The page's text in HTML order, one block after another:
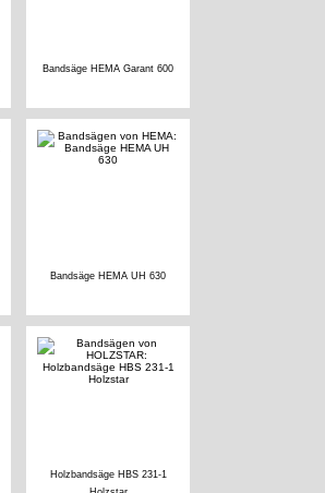
Bandsäge HEMA Garant 600
Bandsäge HEMA UH 630
Holzbandsäge HBS 231-1